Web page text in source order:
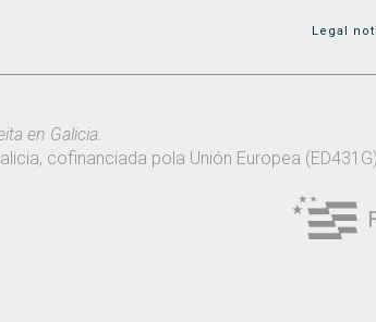
MENÚ
Legal
en Galicia.
cofinanciada pola Unión Europea (ED431G)